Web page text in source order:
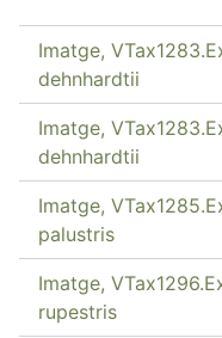
Imatge,
dehnhardtii
Imatge,
dehnhardtii
Imatge,
palustris
Imatge,
rupestris